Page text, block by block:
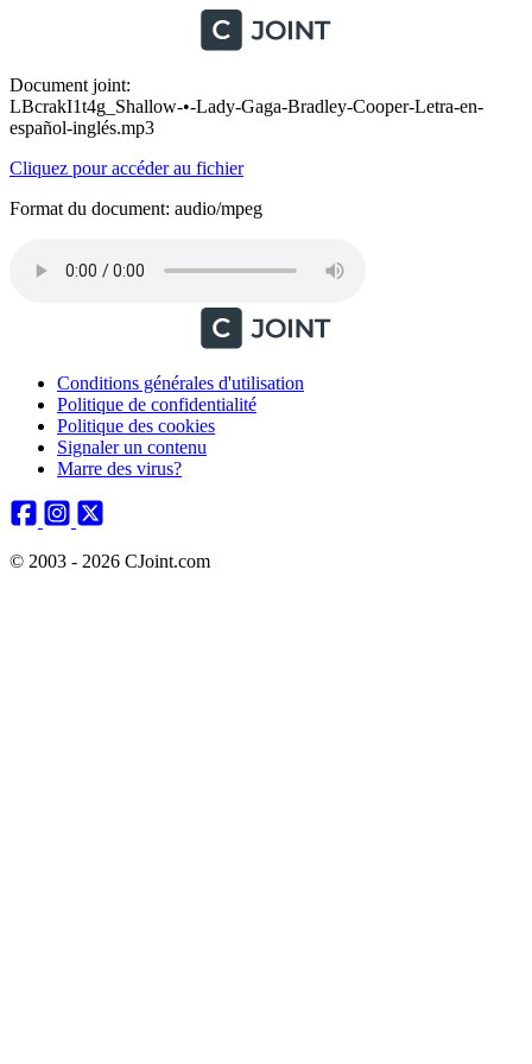
Document joint:
LBcrakI1t4g_Shallow-•-Lady-Gaga-Bradley-Cooper-Letra-en-
español-inglés.mp3
Cliquez pour accéder au fichier
Format du document: audio/mpeg
Conditions générales d'utilisation
Politique de confidentialité
Politique des cookies
Signaler un contenu
Marre des virus?
© 2003 - 2026 CJoint.com